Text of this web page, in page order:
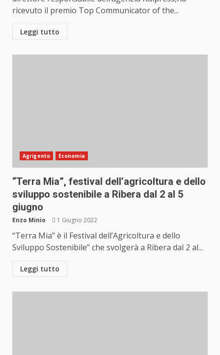
ricevuto il premio Top Communicator of the...
Leggi tutto
Agrigento Economia
“Terra Mia”, festival dell’agricoltura e dello
sviluppo sostenibile a Ribera dal 2 al 5
giugno
Enzo Minio 1 Giugno 2022
“Terra Mia” è il Festival dell’Agricoltura e dello
Sviluppo Sostenibile” che svolgerà a Ribera dal 2 al...
Leggi tutto